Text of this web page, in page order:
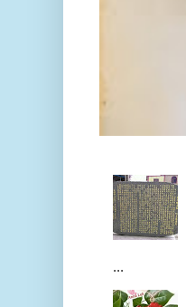
...